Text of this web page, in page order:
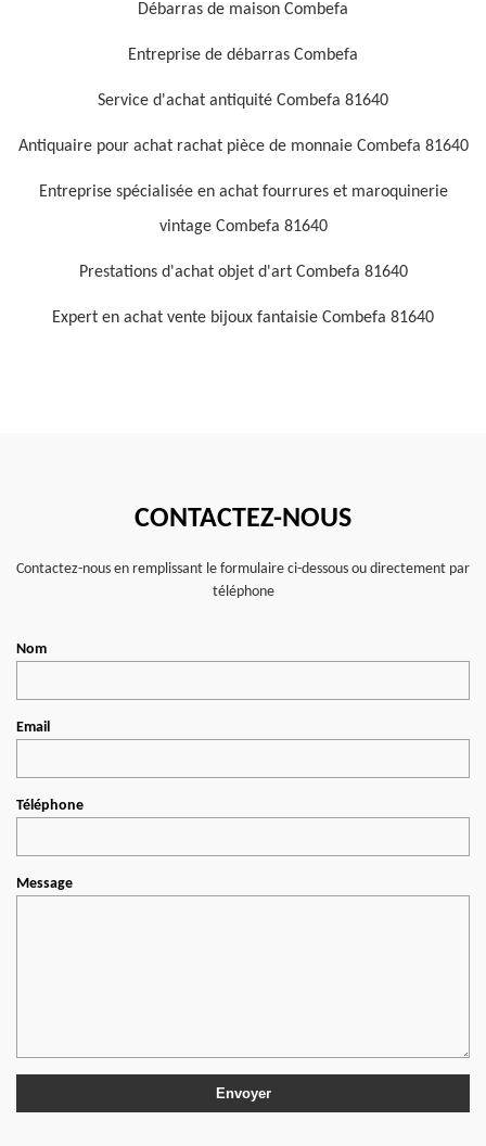
Débarras de maison Combefa
Entreprise de débarras Combefa
Service d'achat antiquité Combefa 81640
Antiquaire pour achat rachat pièce de monnaie Combefa 81640
Entreprise spécialisée en achat fourrures et maroquinerie
vintage Combefa 81640
Prestations d'achat objet d'art Combefa 81640
Expert en achat vente bijoux fantaisie Combefa 81640
CONTACTEZ-NOUS
Contactez-nous en remplissant le formulaire ci-dessous ou directement par
téléphone
Nom
Email
Téléphone
Message